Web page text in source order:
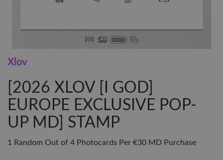
Xlov
[2026 XLOV [I GOD]
EUROPE EXCLUSIVE POP-
UP MD] STAMP
1 Random Out of 4 Photocards Per €30 MD Purchase